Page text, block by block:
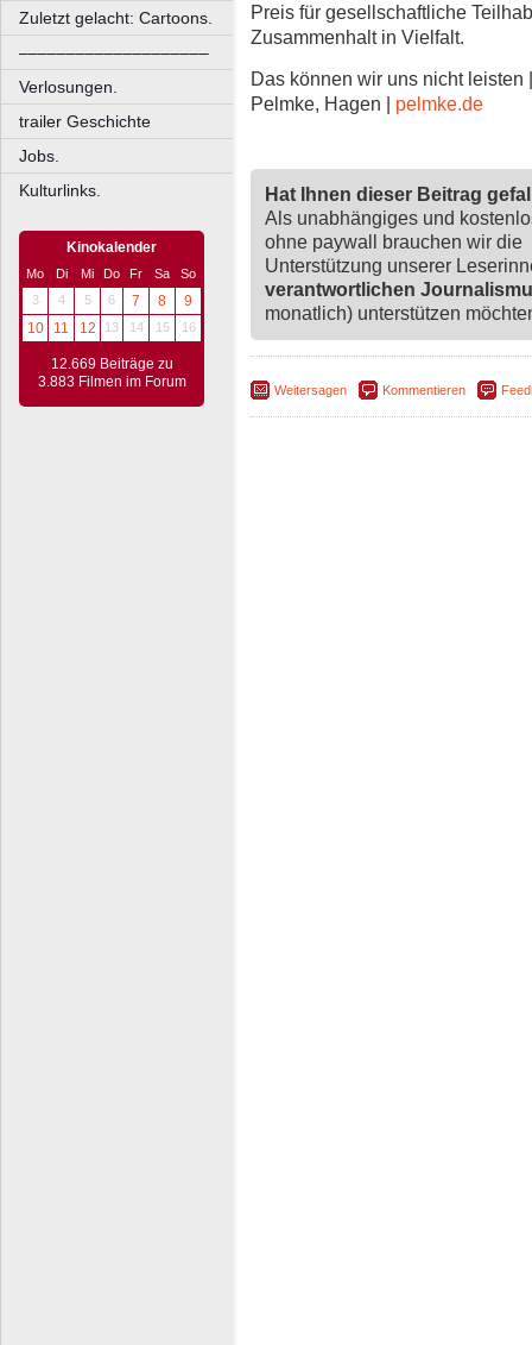
Zuletzt gelacht: Cartoons.
––––––––––––––––––––
Verlosungen.
trailer Geschichte
Jobs.
Kulturlinks.
Kinokalender
Mo Di Mi Do Fr Sa
So
3
4 5 6 7 8
9
10
11 12 13 14 15 16
12.669 Beiträge zu
3.883 Filmen im Forum
Preis für gesellschaftliche
Zusammenhalt in Vielfalt.
Das können wir uns nicht leisten
Pelmke, Hagen | pelmke.de
Hat Ihnen dieser Beitrag
Als unabhängiges und
ohne paywall brauchen wir die
Unterstützung unserer
verantwortlichen
monatlich) unterstützen
Weitersagen Kommentieren